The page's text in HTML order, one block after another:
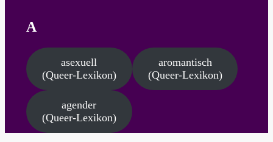
A
asexuell
(Queer-Lexikon)
aromantisch
(Queer-Lexikon)
agender
(Queer-Lexikon)